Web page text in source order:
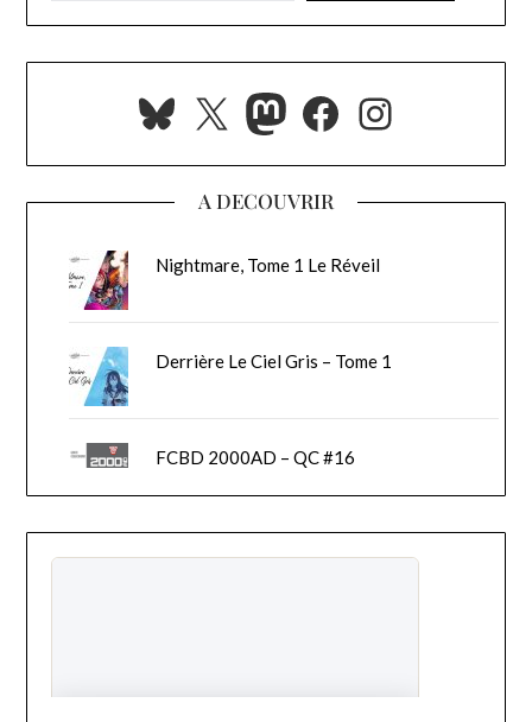
Bluesky
X Mastodon
Facebook
A DECOUVRIR
Nightmare, Tome 1 Le Réveil
Derrière Le Ciel Gris – Tome 1
FCBD 2000AD – QC #16